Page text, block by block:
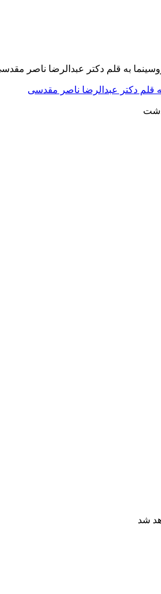
قلم دکتر عبدالرضا ناصر مقدسی